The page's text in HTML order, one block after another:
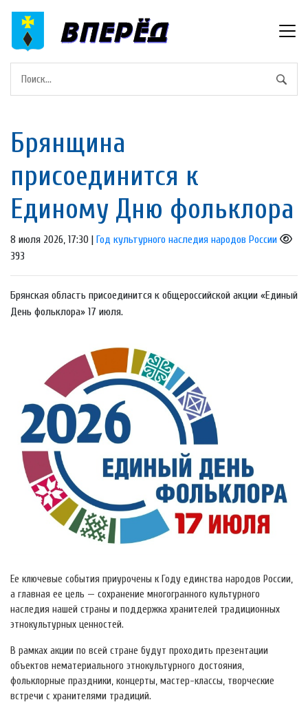
Брянщина
присоединится к
Единому Дню фольклора
8 июля 2026, 17:30 | Год культурного наследия народов России
393
Брянская область присоединится к общероссийской акции «Единый
День фольклора» 17 июля.
Ее ключевые события приурочены к Году единства народов России,
а главная ее цель — сохранение многогранного культурного
наследия нашей страны и поддержка хранителей традиционных
этнокультурных ценностей.
В рамках акции по всей стране будут проходить презентации
объектов нематериального этнокультурного достояния,
фольклорные праздники, концерты, мастер-классы, творческие
встречи с хранителями традиций.